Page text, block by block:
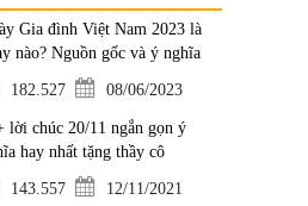
Gia đình Việt Nam 2023 là
nào? Nguồn gốc và ý nghĩa
182.527 08/06/2023
lời chúc 20/11 ngắn gọn ý
hay nhất tặng thầy cô
143.557 12/11/2021